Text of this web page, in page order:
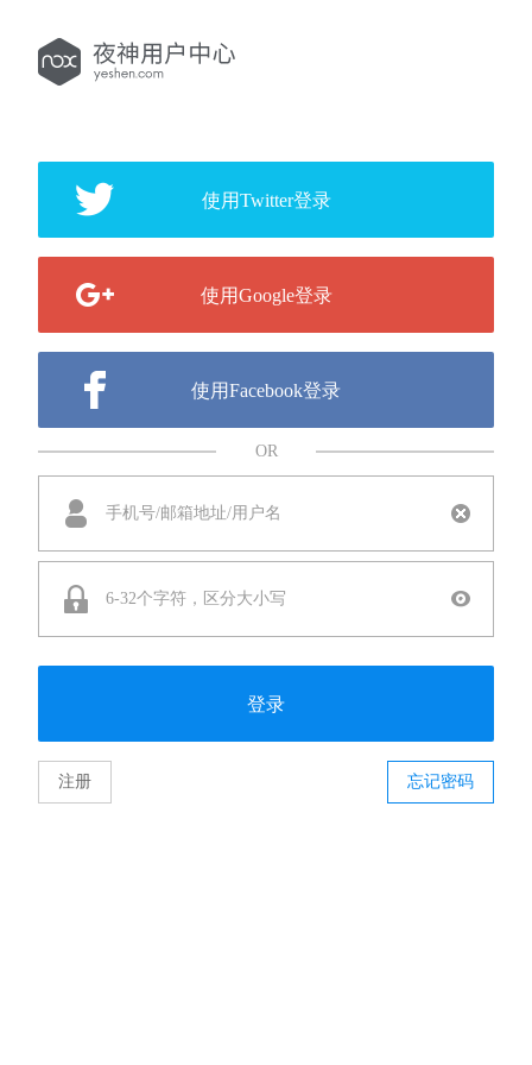
使用Twitter登录
使用Google登录
使用Facebook登录
OR
登录
注册 忘记密码